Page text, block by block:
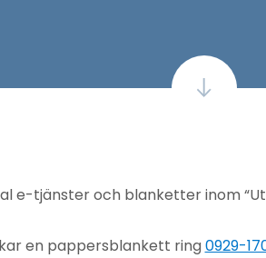
e-tjänster och blanketter inom
en pappersblankett ring 0929-